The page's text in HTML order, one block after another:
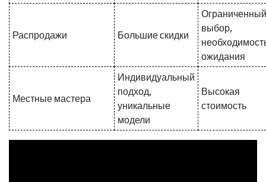
Распродажи Большие скидки
Ограниченный
выбор,
ожидания
Местные мастера
Индивидуальный
подход,
уникальные
модели
Высокая
стоимость